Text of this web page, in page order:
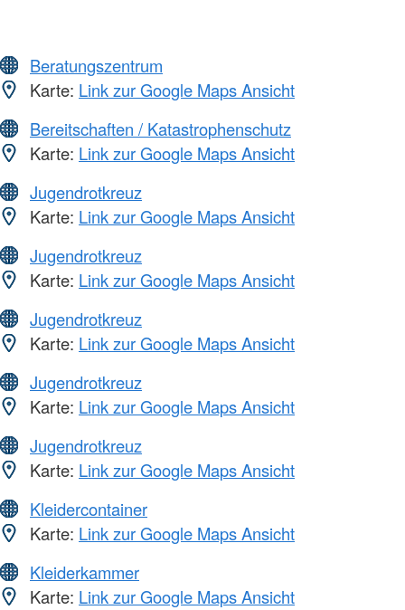
Beratungszentrum
Karte: Link zur Google Maps Ansicht
Bereitschaften / Katastrophenschutz
Karte: Link zur Google Maps Ansicht
Jugendrotkreuz
Karte: Link zur Google Maps Ansicht
Jugendrotkreuz
Karte: Link zur Google Maps Ansicht
Jugendrotkreuz
Karte: Link zur Google Maps Ansicht
Jugendrotkreuz
Karte: Link zur Google Maps Ansicht
Jugendrotkreuz
Karte: Link zur Google Maps Ansicht
Kleidercontainer
Karte: Link zur Google Maps Ansicht
Kleiderkammer
Karte: Link zur Google Maps Ansicht